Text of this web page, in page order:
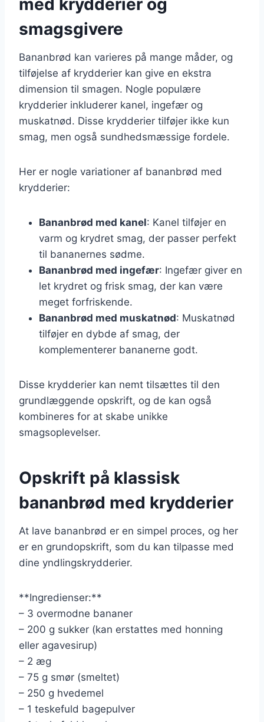
smagsgivere
Bananbrød kan varieres på mange måder, og
tilføjelse af krydderier kan give en ekstra
dimension til smagen. Nogle populære
krydderier inkluderer kanel, ingefær og
muskatnød. Disse krydderier tilføjer ikke kun
smag, men også sundhedsmæssige fordele.
Her er nogle variationer af bananbrød med
krydderier:
Bananbrød med kanel: Kanel tilføjer en
varm og krydret smag, der passer perfekt
til bananernes sødme.
Bananbrød med ingefær: Ingefær giver en
let krydret og frisk smag, der kan være
meget forfriskende.
Bananbrød med muskatnød: Muskatnød
tilføjer en dybde af smag, der
komplementerer bananerne godt.
Disse krydderier kan nemt tilsættes til den
grundlæggende opskrift, og de kan også
kombineres for at skabe unikke
smagsoplevelser.
Opskrift på klassisk
bananbrød med krydderier
At lave bananbrød er en simpel proces, og her
er en grundopskrift, som du kan tilpasse med
dine yndlingskrydderier.
**Ingredienser:**
– 3 overmodne bananer
– 200 g sukker (kan erstattes med honning
eller agavesirup)
– 2 æg
– 75 g smør (smeltet)
– 250 g hvedemel
– 1 teskefuld bagepulver